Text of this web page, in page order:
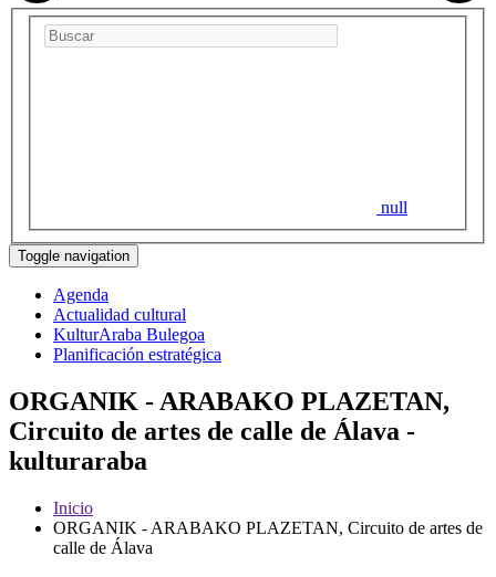
null
Toggle navigation
Agenda
Actualidad cultural
KulturAraba Bulegoa
Planificación estratégica
ORGANIK - ARABAKO PLAZETAN,
Circuito de artes de calle de Álava -
kulturaraba
Inicio
ORGANIK - ARABAKO PLAZETAN, Circuito de artes de
calle de Álava